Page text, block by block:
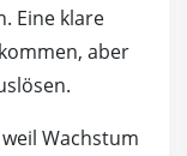
Eine klare
aber
Wachstum